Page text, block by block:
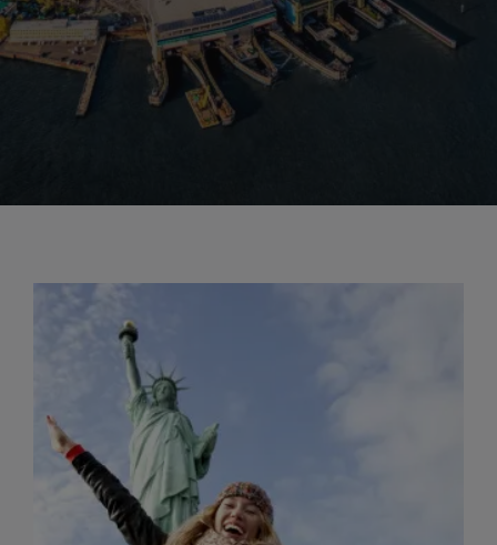
autonomia, o con escursioni
organizzate, di New York. Molti sono i
musei della città: quello di Arte Moderna
MOMA), il Guggenheim
patrimonio artistico imponentee il
barca nel lago JKO Reservoir, cammina
lungo l’elegante 5th Avenue fino alla
Cattedrale St.Patrick, percorri il
di Brooklyne pranza nel vicino quartiere
di Seaport. A Downtown visita Wall
Street, il
9-11 Memorial
dell’attentato alle Twin Towers. Prendi il
traghetto per raggiungere la